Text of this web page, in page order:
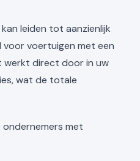
leiden tot aanzienlijk
voor voertuigen met een
werkt direct door in uw
wat de totale
ondernemers met